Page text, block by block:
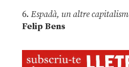
6. Espadà, un altre
Felip Bens